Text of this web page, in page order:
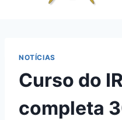
NOTÍCIAS
Curso do
completa